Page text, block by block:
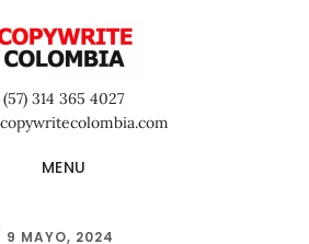
(57) 314 365 4027
MENU
9 MAYO, 2024